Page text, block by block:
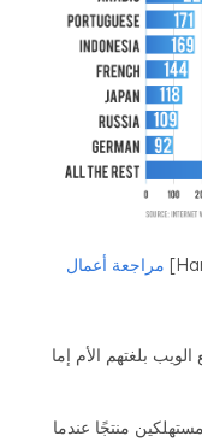
مراجعة أعمال
الويب بلغتهم الأم إما
72.4 ٪ من المستهلكين منتجًا عندما